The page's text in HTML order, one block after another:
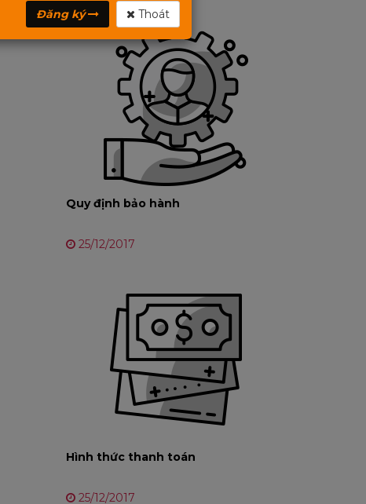
Quy định bảo hành
25/12/2017
Hình thức thanh toán
25/12/2017
Đăng ký Thoát